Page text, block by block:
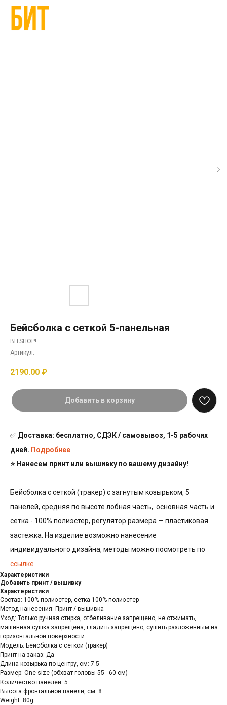
Бейсболка с сеткой 5-панельная
BITSHOP!
Артикул:
2190.00 ₽
Добавить в корзину
✅ Доставка: бесплатно, СДЭК / самовывоз, 1-5 рабочих
дней. Подробнее
⭐ Нанесем принт или вышивку по вашему дизайну!
Бейсболка с сеткой (тракер) с загнутым козырьком, 5
панелей, средняя по высоте лобная часть, основная часть и
сетка - 100% полиэстер, регулятор размера — пластиковая
застежка. На изделие возможно нанесение
индивидуального дизайна, методы можно посмотреть по
ссылке
Характеристики
Добавить принт / вышивку
Характеристики
Состав: 100% полиэстер, сетка 100% полиэстер
Метод нанесения: Принт / вышивка
Уход: Только ручная стирка, отбеливание запрещено, не отжимать,
машинная сушка запрещена, гладить запрещено, сушить разложенным на
горизонтальной поверхности.
Модель: Бейсболка с сеткой (тракер)
Принт на заказ: Да
Длина козырька по центру, см: 7.5
Размер: One-size (обхват головы 55 - 60 см)
Количество панелей: 5
Высота фронтальной панели, см: 8
Weight: 80g